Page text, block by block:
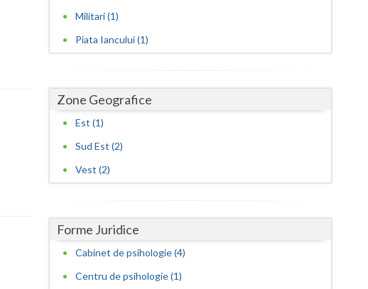
Maramures
Mures
Satu-Mare
Sibiu
Militari (1)
Piata Iancului (1)
Zone Geografice
Est (1)
Sud Est (2)
Vest (2)
Forme Juridice
Cabinet de psihologie (4)
Centru de psihologie (1)